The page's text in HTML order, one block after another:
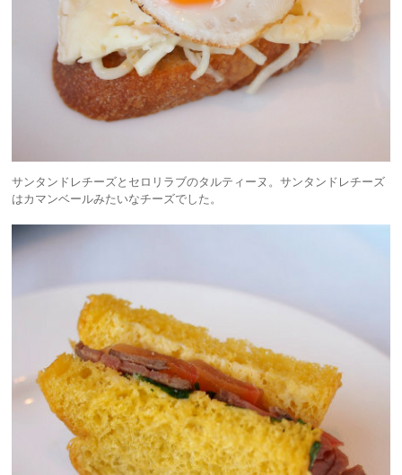
サンタンドレチーズとセロリラブのタルティーヌ。サンタンドレチーズ
はカマンベールみたいなチーズでした。